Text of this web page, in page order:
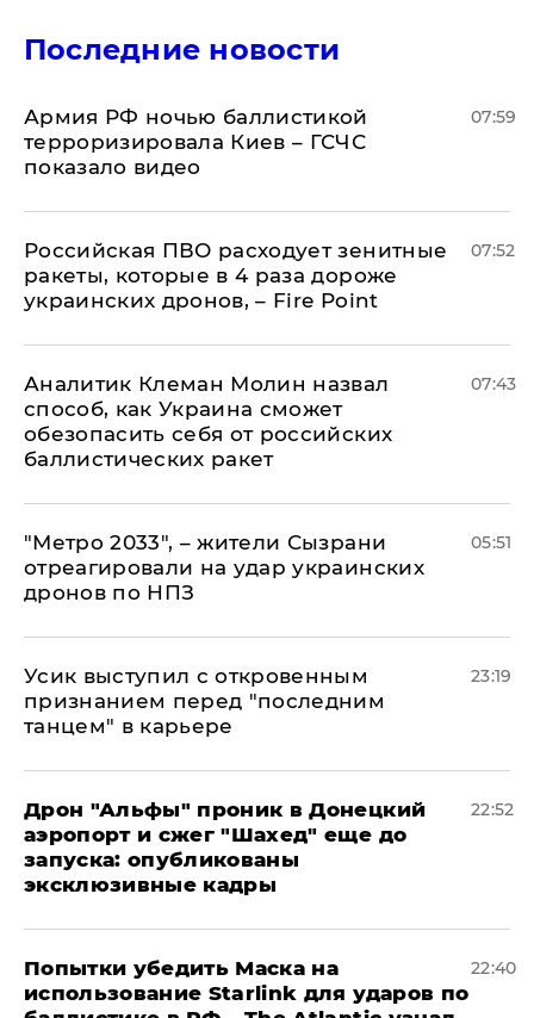
Последние новости
Армия РФ ночью баллистикой
терроризировала Киев – ГСЧС
показало видео
07:59
Российская ПВО расходует зенитные
ракеты, которые в 4 раза дороже
украинских дронов, – Fire Point
07:52
Аналитик Клеман Молин назвал
способ, как Украина сможет
обезопасить себя от российских
баллистических ракет
07:43
"Метро 2033", – жители Сызрани
отреагировали на удар украинских
дронов по НПЗ
05:51
Усик выступил с откровенным
признанием перед "последним
танцем" в карьере
23:19
Дрон "Альфы" проник в Донецкий
аэропорт и сжег "Шахед" еще до
запуска: опубликованы
эксклюзивные кадры
22:52
Попытки убедить Маска на
использование Starlink для ударов по
22:40